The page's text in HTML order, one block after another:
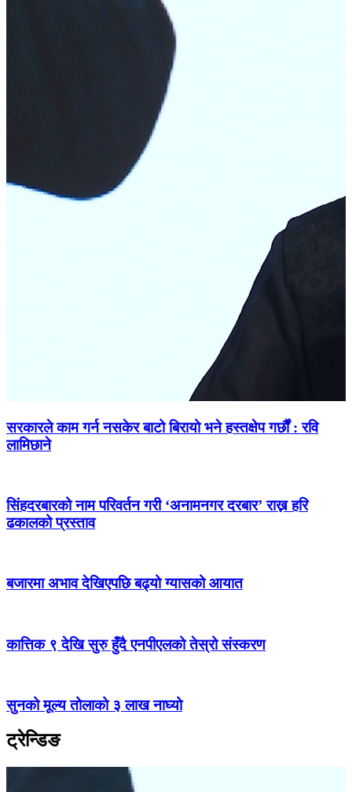
सरकारले काम गर्न नसकेर बाटो बिरायो भने हस्तक्षेप गर्छौं : रवि
लामिछाने
सिंहदरबारको नाम परिवर्तन गरी ‘अनामनगर दरबार’ राख्न हरि
ढकालको प्रस्ताव
बजारमा अभाव देखिएपछि बढ्यो ग्यासको आयात
कात्तिक ९ देखि सुरु हुँदै एनपीएलको तेस्रो संस्करण
सुनको मूल्य तोलाको ३ लाख नाघ्यो
ट्रेन्डिङ